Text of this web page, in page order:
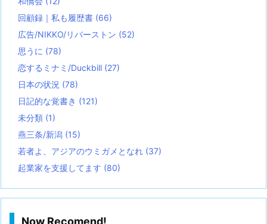
回顧録｜私も履歴書 (66)
広告/NIKKO/リバーストン (52)
思うに (78)
恋するミナミ/Duckbill (27)
日本の状況 (78)
日記的な覚書き (121)
未分類 (1)
燕三条/新潟 (15)
若者よ、アジアのウミガメとなれ (37)
起業家を支援してます (80)